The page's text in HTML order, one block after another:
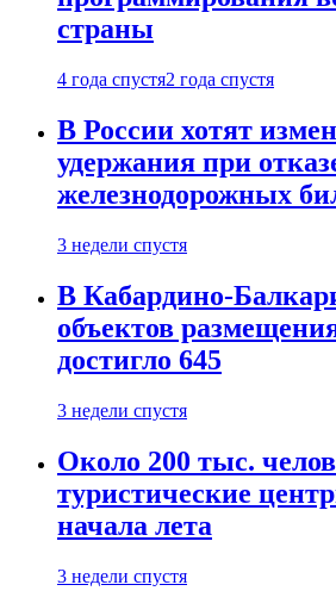
страны
4 года спустя2 года спустя
В России хотят
удержания при
железнодорожных
3 недели спустя
В Кабардино-
объектов
достигло 645
3 недели спустя
Около 200 тыс.
туристические
начала лета
3 недели спустя